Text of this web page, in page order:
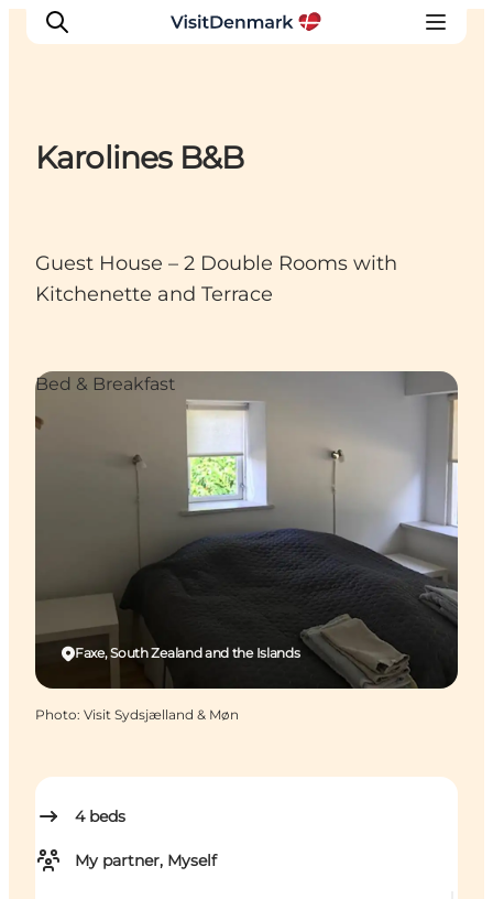
Quoi faire
Hébergements
Karolines B&B
Guest House – 2 Double Rooms with
Kitchenette and Terrace
4 beds
My partner, Myself
Faxe, South Zealand and the Islands
Bed & Breakfast
Photo: Visit Sydsjælland & Møn